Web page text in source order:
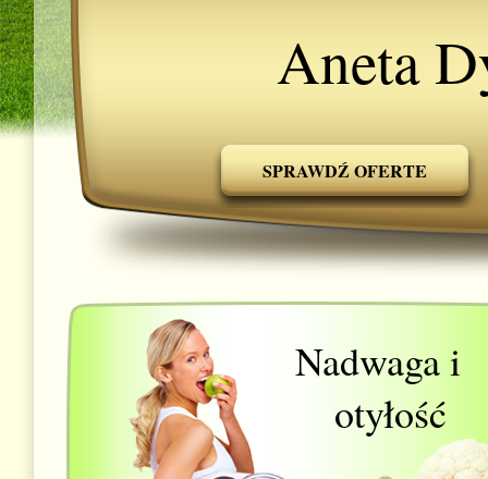
Aneta
SPRAWDŹ OFERTE
Nadwaga i
otyłość